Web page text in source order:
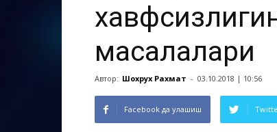
масалалари
Автор: Шохрух Рахмат - 03.10.2018 | 10:56
Facebook да улашиш